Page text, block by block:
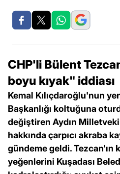
CHP'li Bülent
boyu kıyak" iddiası
Kemal Kılıçdaroğlu'nun
Başkanlığı koltuğuna
değiştiren Aydın
hakkında çarpıcı akraba
gündeme geldi. Tezcan'ın
yeğenlerini Kuşadası